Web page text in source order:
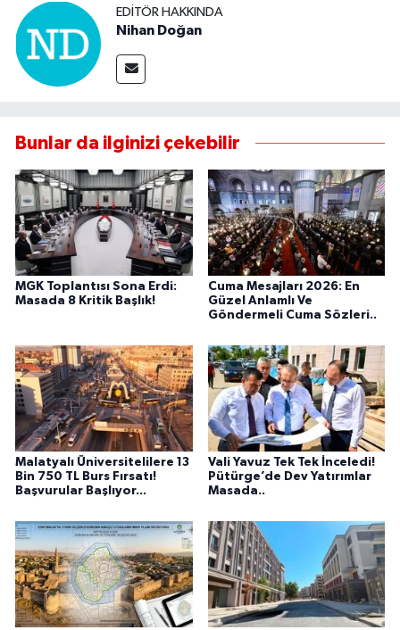
EDITÖR HAKKINDA
Nihan Doğan
Bunlar da ilginizi çekebilir
MGK Toplantısı Sona Erdi:
Masada 8 Kritik Başlık!
Cuma Mesajları 2026: En
Güzel Anlamlı Ve
Göndermeli Cuma Sözleri..
Malatyalı Üniversitelilere 13
Bin 750 TL Burs Fırsatı!
Başvurular Başlıyor...
Vali Yavuz Tek Tek İnceledi!
Pütürge’de Dev Yatırımlar
Masada..